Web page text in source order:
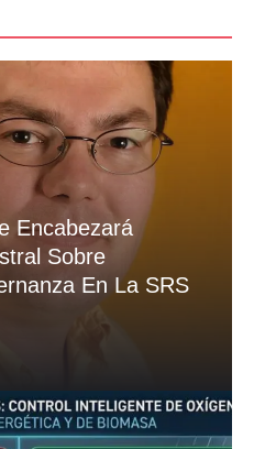
Encabezará
Sobre
En La SRS